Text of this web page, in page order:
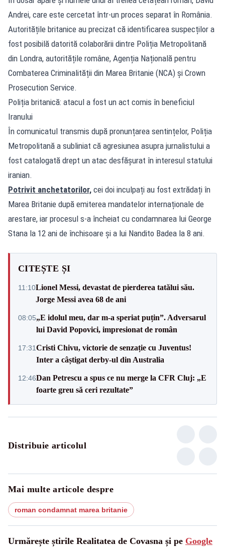
Andrei, care este cercetat într-un proces separat în România.
Autoritățile britanice au precizat că identificarea suspecților a
fost posibilă datorită colaborării dintre Poliția Metropolitană
din Londra, autoritățile române, Agenția Națională pentru
Combaterea Criminalității din Marea Britanie (NCA) și Crown
Prosecution Service.
Poliția britanică: atacul a fost un act comis în beneficiul
Iranului
În comunicatul transmis după pronunțarea sentințelor, Poliția
Metropolitană a subliniat că agresiunea asupra jurnalistului a
fost catalogată drept un atac desfășurat în interesul statului
iranian.
Potrivit anchetatorilor, cei doi inculpați au fost extrădați în
Marea Britanie după emiterea mandatelor internaționale de
arestare, iar procesul s-a încheiat cu condamnarea lui George
Stana la 12 ani de închisoare și a lui Nandito Badea la 8 ani.
CITEȘTE ȘI
11:10Lionel Messi, devastat de pierderea tatălui său.
Jorge Messi avea 68 de ani
08:05„E idolul meu, dar m-a speriat puțin”. Adversarul
lui David Popovici, impresionat de român
17:31Cristi Chivu, victorie de senzație cu Juventus!
Inter a câștigat derby-ul din Australia
12:46Dan Petrescu a spus ce nu merge la CFR Cluj: „E
foarte greu să ceri rezultate”
Distribuie articolul
Mai multe articole despre
roman condamnat marea britanie
Urmărește știrile Realitatea de Covasna și pe Google